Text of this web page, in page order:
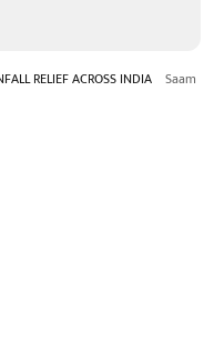
RELIEF ACROSS INDIA Saam